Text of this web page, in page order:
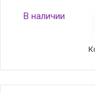
Набор из
Jasper
белый,
В наличии